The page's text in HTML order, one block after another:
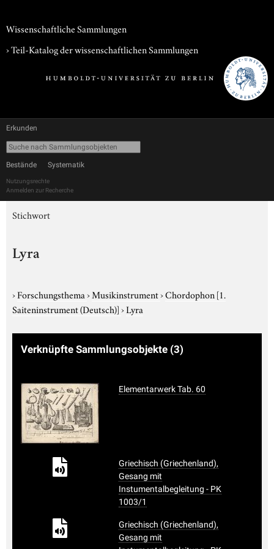
Wissenschaftliche Sammlungen
› Teil-Katalog der wissenschaftlichen Sammlungen
Erkunden
Bestände Systematik
Nutzungsrechte
Anmelden zur Recherche
Stichwort
Lyra
›Forschungsthema›Musikinstrument›Chordophon [1.
Saiteninstrument (Deutsch)]›Lyra
Verknüpfte Sammlungsobjekte (3)
Elementarwerk Tab. 60
Griechisch (Griechenland),
Gesang mit
Instumentalbegleitung - PK
1003/1
Griechisch (Griechenland),
Gesang mit